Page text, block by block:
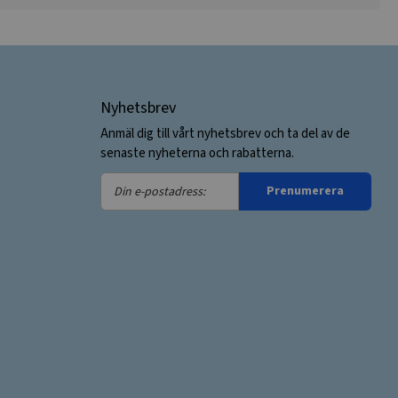
Nyhetsbrev
Anmäl dig till vårt nyhetsbrev och ta del av de
senaste nyheterna och rabatterna.
Din
e-
Prenumerera